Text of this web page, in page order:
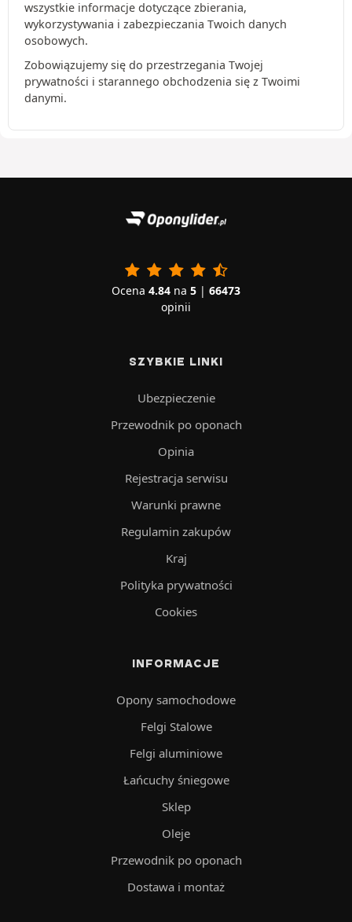
wszystkie informacje dotyczące zbierania,
wykorzystywania i zabezpieczania Twoich danych
osobowych.
Zobowiązujemy się do przestrzegania Twojej
prywatności i starannego obchodzenia się z Twoimi
danymi.
Ocena 4.84 na 5 | 66473
opinii
SZYBKIE LINKI
Ubezpieczenie
Przewodnik po oponach
Opinia
Rejestracja serwisu
Warunki prawne
Regulamin zakupów
Kraj
Polityka prywatności
Cookies
INFORMACJE
Opony samochodowe
Felgi Stalowe
Felgi aluminiowe
Łańcuchy śniegowe
Sklep
Oleje
Przewodnik po oponach
Dostawa i montaż